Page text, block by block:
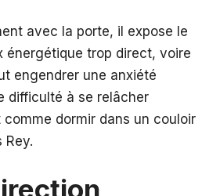
avec la porte, il expose le
énergétique trop direct, voire
engendrer une anxiété
difficulté à se relâcher
comme dormir dans un couloir
Rey.